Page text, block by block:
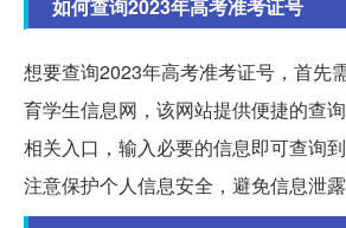
如何查询2023年高考准考证号
想要查询2023年高考准考证号，首先
育学生信息网，该网站提供便捷的查
相关入口，输入必要的信息即可查询
注意保护个人信息安全，避免信息泄露